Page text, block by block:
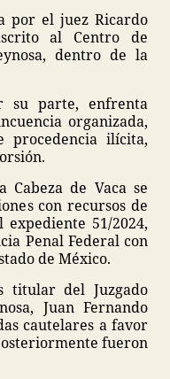
por el juez Ricardo
al Centro de
dentro de la
su parte, enfrenta
organizada,
procedencia ilícita,
Cabeza de Vaca se
con recursos de
51/2024,
Penal Federal con
de México.
titular del Juzgado
Juan Fernando
cautelares a favor
fueron